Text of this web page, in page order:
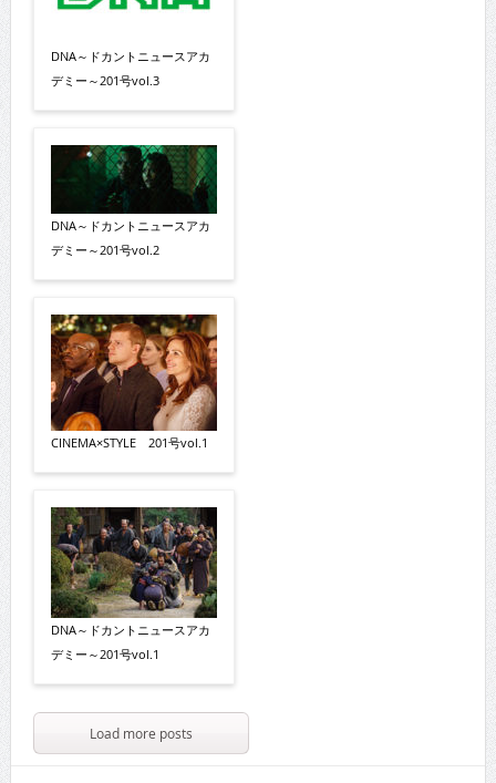
DNA～ドカントニュースアカ
デミー～201号vol.3
DNA～ドカントニュースアカ
デミー～201号vol.2
CINEMA×STYLE 201号vol.1
DNA～ドカントニュースアカ
デミー～201号vol.1
Load more posts